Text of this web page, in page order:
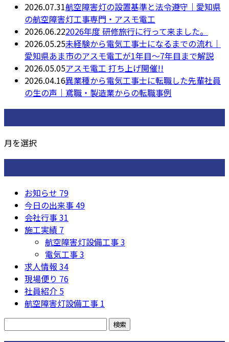
2026.07.31航空障害灯の設置基準と法令遵守｜愛知県
の航空障害灯工事専門・アスモ電工
2026.06.222026年度 研修旅行に行って来ました。
2026.05.25未経験から電気工事士になるまでの流れ｜
愛知県あま市のアスモ電工が1年目〜7年目まで解説
2026.05.05アスモ電工 打ち上げ開催!!
2026.04.16異業種から電気工事士に転職した先輩社員
の生の声｜鳶職・製造業からの転職事例
月を選択
お知らせ 79
今日の出来事49
会社行事31
施工実績 7
航空障害灯設備工事3
電気工事3
求人情報 34
現場便り 76
社員紹介 5
航空障害灯設備工事 1